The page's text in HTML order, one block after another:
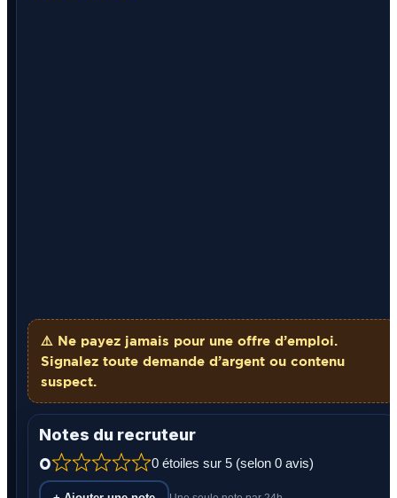
⚠️ Ne payez jamais pour une offre d’emploi.
Signalez toute demande d’argent ou contenu
suspect.
Notes du recruteur
0 0 étoiles sur 5 (selon 0 avis)